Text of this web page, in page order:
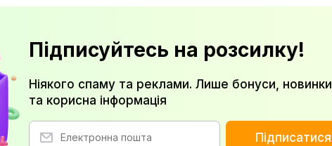
Підписуйтесь на розсилку!
Ніякого спаму та реклами. Лише бонуси, новинки
та корисна інформація
Підписатися